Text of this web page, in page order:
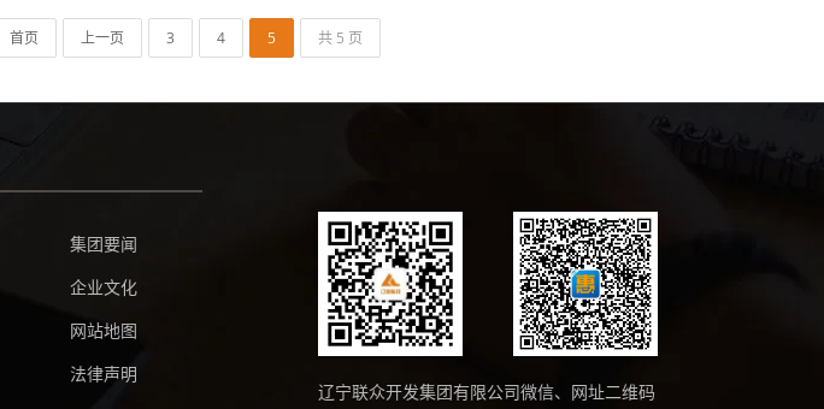
首页 上一页 3 4 5 共 5 页
集团要闻
企业文化
网站地图
法律声明
辽宁联众开发集团有限公司微信、网址二维码